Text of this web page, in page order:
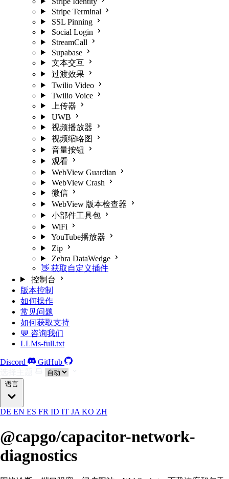
Stripe Terminal
SSL Pinning
Social Login
StreamCall
Supabase
文本交互
过渡效果
Twilio Video
Twilio Voice
上传器
UWB
视频播放器
视频缩略图
音量按钮
观看
WebView Guardian
WebView Crash
微信
WebView 版本检查器
小部件工具包
WiFi
YouTube播放器
Zip
Zebra DataWedge
👋 获取自定义插件
控制台
版本控制
如何操作
常见问题
如何获取支持
💬 咨询我们
LLMs-full.txt
Discord
GitHub
语言
DE EN ES FR ID IT JA KO ZH
@capgo/capacitor-network-
diagnostics